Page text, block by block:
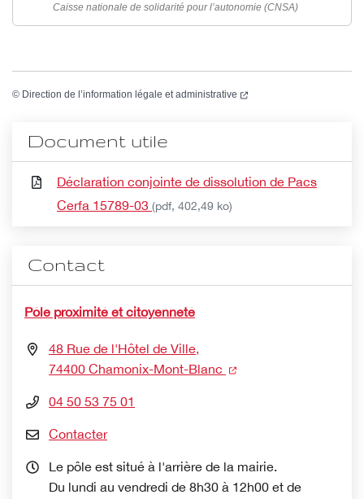
Caisse nationale de solidarité pour l’autonomie (CNSA)
© Direction de l’information légale et administrative (nouvelle fenêtre)
Document utile
Déclaration conjointe de dissolution de Pacs
Cerfa 15789-03 (pdf, 402,49 ko)
Contact
Pôle proximité et citoyenneté
48 Rue de l'Hôtel de Ville,
74400 Chamonix-Mont-Blanc
(nouvelle fenêtre)
04 50 53 75 01
Contacter
Le pôle est situé à l'arrière de la mairie.
Du lundi au vendredi de 8h30 à 12h00 et de